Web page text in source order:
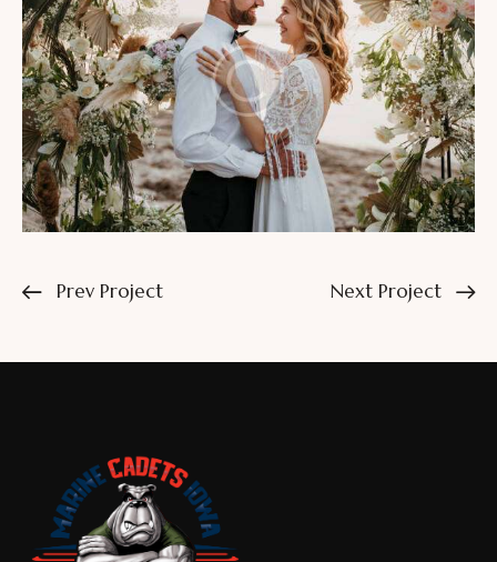
Prev Project Next Project